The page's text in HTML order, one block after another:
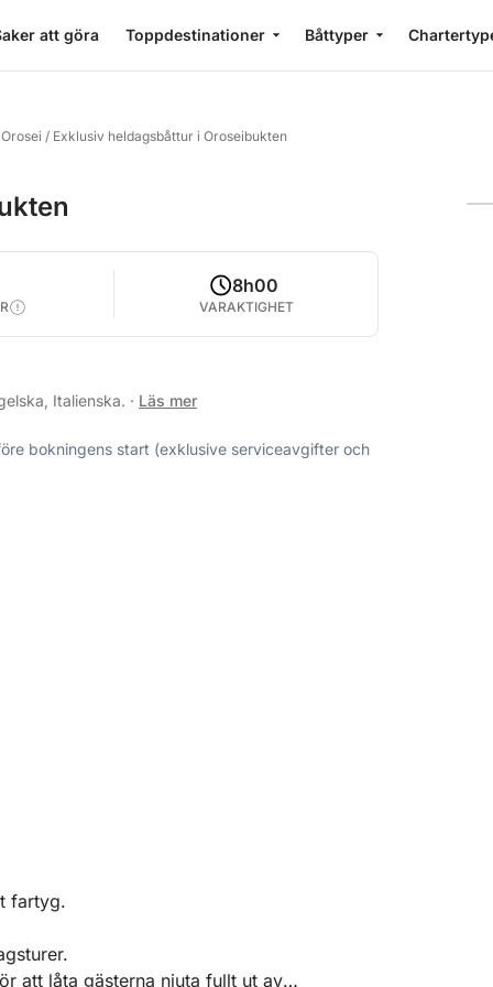
att göra Toppdestinationer Båttyper
/ Exklusiv heldagsbåttur i Oroseibukten
8h00
VARAKTIGHET
Italienska. · Läs mer
bokningens start (exklusive serviceavgifter och
fartyg.
att låta gästerna njuta fullt ut av